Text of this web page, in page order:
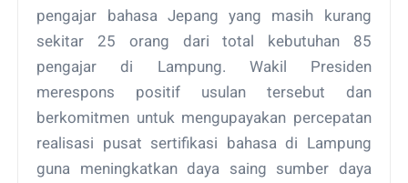
pengajar bahasa Jepang yang masih kurang
sekitar 25 orang dari total kebutuhan 85
pengajar di Lampung. Wakil Presiden
merespons positif usulan tersebut dan
berkomitmen untuk mengupayakan percepatan
realisasi pusat sertifikasi bahasa di Lampung
guna meningkatkan daya saing sumber daya